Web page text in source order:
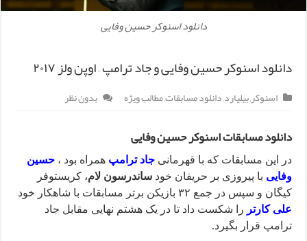
دانلود اسنوکر حسین وفایی
دانلود اسنوکر حسین وفایی و جاد ترامپ – اوپن ولز ۲۰۱۷
اسنوکر,بیلیارد,دانلود مسابقات,مطالب ویژه بدون نظر
دانلود مسابقات اسنوکر حسین وفایی
در این مسابقات که با قهرمانیجاد ترامپ همراه بود ،حسین
وفایی با پیروزی بر حریفان خودساندرسون لام، کریستوفر
کیگان و سپس در جمع ۳۲ بازیکن برتر مسابقات با شاهکار خود
علی کارتر را شکست داد تا در یک هشتم نهایی مقابل جاد
ترامپ قرار بگیرد.